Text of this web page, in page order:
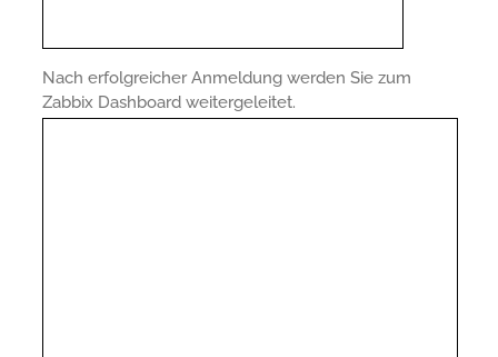
Nach erfolgreicher Anmeldung werden Sie zum
Zabbix Dashboard weitergeleitet.